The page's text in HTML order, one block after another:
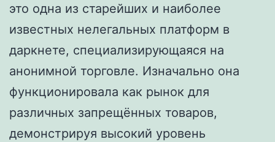
это одна из старейших и наиболее
известных нелегальных платформ в
даркнете, специализирующаяся на
анонимной торговле. Изначально она
функционировала как рынок для
различных запрещённых товаров,
демонстрируя высокий уровень